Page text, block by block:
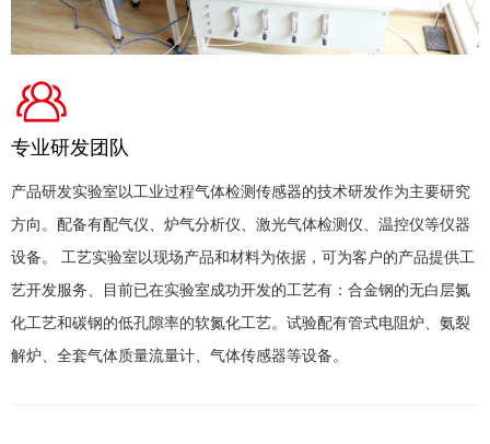
专业研发团队
产品研发实验室以工业过程气体检测传感器的技术研发作为主要研究
方向。配备有配气仪、炉气分析仪、激光气体检测仪、温控仪等仪器
设备。 工艺实验室以现场产品和材料为依据，可为客户的产品提供工
艺开发服务、目前已在实验室成功开发的工艺有：合金钢的无白层氮
化工艺和碳钢的低孔隙率的软氮化工艺。试验配有管式电阻炉、氨裂
解炉、全套气体质量流量计、气体传感器等设备。